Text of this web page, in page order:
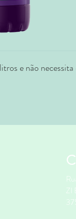
e não necessita
ZI